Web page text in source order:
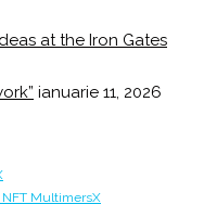
at the Iron Gates
ianuarie 11, 2026